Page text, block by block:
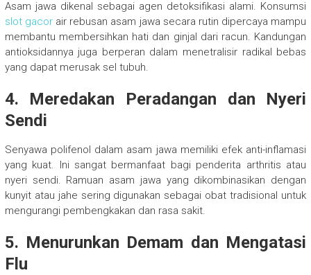
Asam jawa dikenal sebagai agen detoksifikasi alami. Konsumsi
slot gacorair rebusan asam jawa secara rutin dipercaya mampu
membantu membersihkan hati dan ginjal dari racun. Kandungan
antioksidannya juga berperan dalam menetralisir radikal bebas
yang dapat merusak sel tubuh.
4. Meredakan Peradangan dan Nyeri
Sendi
Senyawa polifenol dalam asam jawa memiliki efek anti-inflamasi
yang kuat. Ini sangat bermanfaat bagi penderita arthritis atau
nyeri sendi. Ramuan asam jawa yang dikombinasikan dengan
kunyit atau jahe sering digunakan sebagai obat tradisional untuk
mengurangi pembengkakan dan rasa sakit.
5. Menurunkan Demam dan Mengatasi
Flu